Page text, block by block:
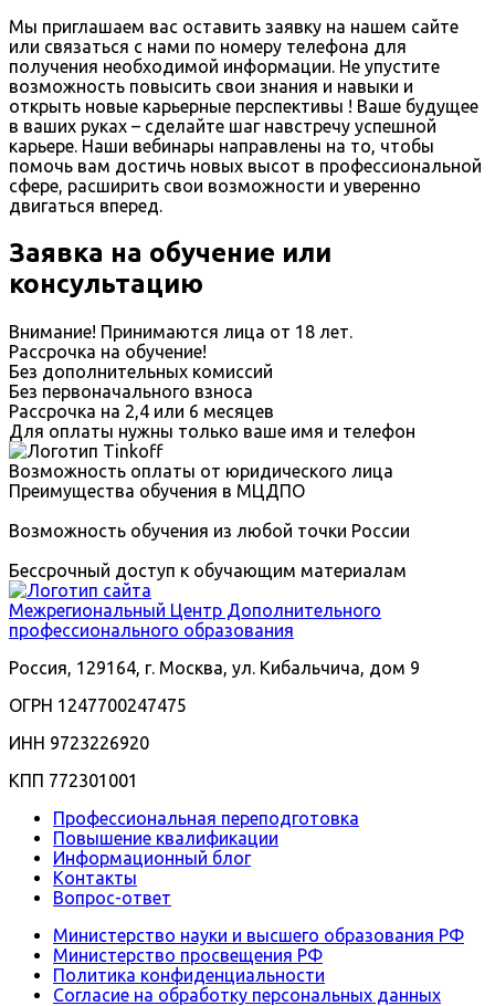
Мы приглашаем вас оставить заявку на нашем сайте
или связаться с нами по номеру телефона для
получения необходимой информации. Не упустите
возможность повысить свои знания и навыки и
открыть новые карьерные перспективы ! Ваше будущее
в ваших руках – сделайте шаг навстречу успешной
карьере. Наши вебинары направлены на то, чтобы
помочь вам достичь новых высот в профессиональной
сфере, расширить свои возможности и уверенно
двигаться вперед.
Заявка на обучение или
консультацию
Внимание! Принимаются лица от 18 лет.
Рассрочка на обучение!
Без дополнительных комиссий
Без первоначального взноса
Рассрочка на 2,4 или 6 месяцев
Для оплаты нужны только ваше имя и телефон
Возможность оплаты от юридического лица
Преимущества обучения в МЦДПО
Возможность обучения из любой точки России
Бессрочный доступ к обучающим материалам
Межрегиональный Центр Дополнительного
профессионального образования
Россия, 129164, г. Москва, ул. Кибальчича, дом 9
ОГРН 1247700247475
ИНН 9723226920
КПП 772301001
Профессиональная переподготовка
Повышение квалификации
Информационный блог
Контакты
Вопрос-ответ
Министерство науки и высшего образования РФ
Министерство просвещения РФ
Политика конфиденциальности
Согласие на обработку персональных данных